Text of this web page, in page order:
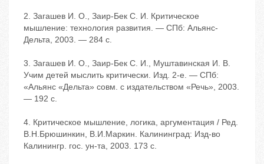
2. Загашев И. О., Заир-Бек С. И. Критическое
мышление: технология развития. — СПб: Альянс-
Дельта, 2003. — 284 с.
3. Загашев И. О., Заир-Бек С. И., Муштавинская И. В.
Учим детей мыслить критически. Изд. 2-е. — СПб:
«Альянс «Дельта» совм. с издательством «Речь», 2003.
— 192 с.
4. Критическое мышление, логика, аргументация / Ред.
В.Н.Брюшинкин, В.И.Маркин. Калининград: Изд-во
Калинингр. гос. ун-та, 2003. 173 с.